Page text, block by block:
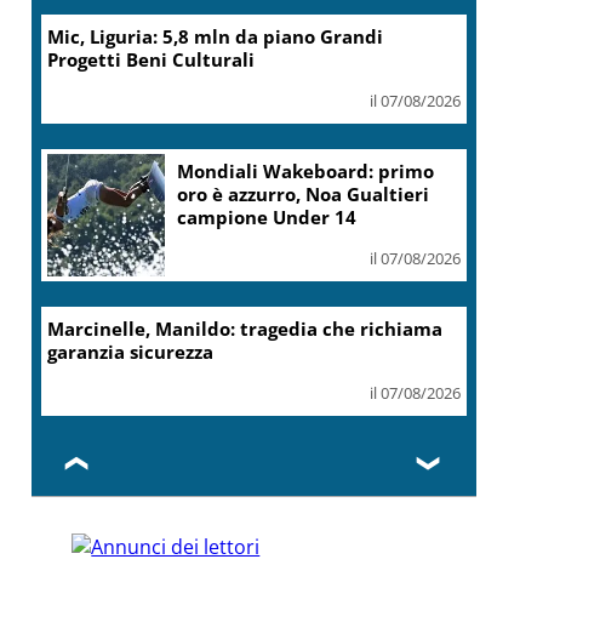
Mic, Liguria: 5,8 mln da piano Grandi
Progetti Beni Culturali
il 07/08/2026
Mondiali Wakeboard: primo
oro è azzurro, Noa Gualtieri
campione Under 14
il 07/08/2026
Marcinelle, Manildo: tragedia che richiama
garanzia sicurezza
il 07/08/2026
❮ ❯